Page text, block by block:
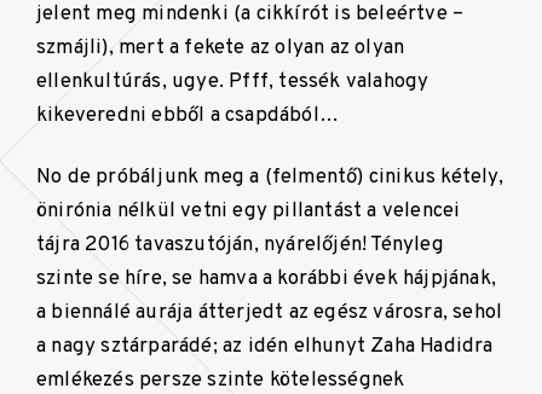
jelent meg mindenki (a cikkírót is beleértve –
szmájli), mert a fekete az olyan az olyan
ellenkultúrás, ugye. Pfff, tessék valahogy
kikeveredni ebből a csapdából…
No de próbáljunk meg a (felmentő) cinikus kétely,
önirónia nélkül vetni egy pillantást a velencei
tájra 2016 tavaszutóján, nyárelőjén! Tényleg
szinte se híre, se hamva a korábbi évek hájpjának,
a biennálé aurája átterjedt az egész városra, sehol
a nagy sztárparádé; az idén elhunyt Zaha Hadidra
emlékezés persze szinte kötelességnek